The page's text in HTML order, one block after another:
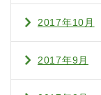
2017年10月
2017年9月